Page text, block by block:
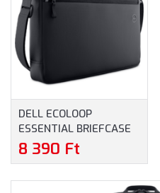
DELL ECOLOOP
ESSENTIAL BRIEFCASE
14-16 NOTEBOOKTÁSKA
(460-BDST) - MAXIMUM
8 390 Ft